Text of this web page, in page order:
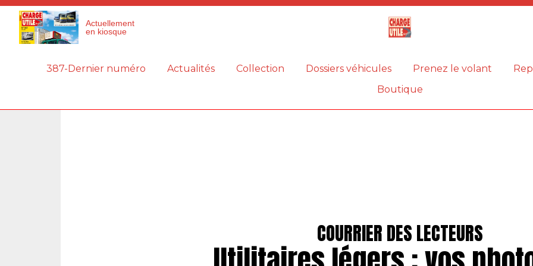
Actuellement
en kiosque
387-Dernier numéro Actualités Collection Dossiers véhicules Prenez le volant
Boutique
COURRIER DES LECTEURS
Panneau de gestion des cookies